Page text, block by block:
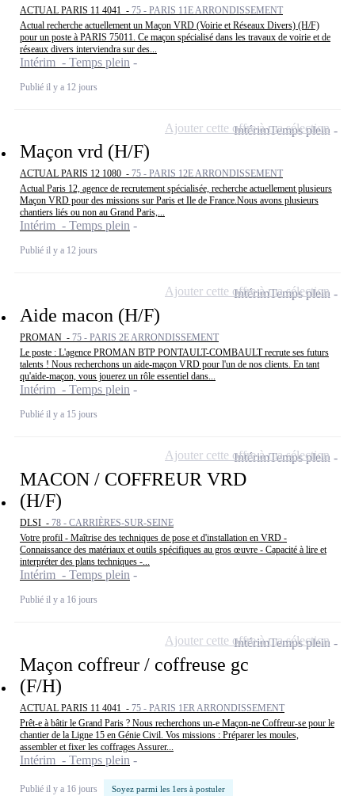
ACTUAL PARIS 11 4041 - 75 - PARIS 11E ARRONDISSEMENT
Actual recherche actuellement un Maçon VRD (Voirie et Réseaux Divers) (H/F)
pour un poste à PARIS 75011. Ce maçon spécialisé dans les travaux de voirie et de
réseaux divers interviendra sur des...
Intérim - Temps plein
Publié il y a 12 jours
Maçon vrd (H/F)
ACTUAL PARIS 12 1080 - 75 - PARIS 12E ARRONDISSEMENT
Actual Paris 12, agence de recrutement spécialisée, recherche actuellement plusieurs
Maçon VRD pour des missions sur Paris et Ile de France.Nous avons plusieurs
chantiers liés ou non au Grand Paris,...
Intérim - Temps plein
Publié il y a 12 jours
IntérimTemps plein
Ajouter cette offre à ma sélection
Aide macon (H/F)
PROMAN - 75 - PARIS 2E ARRONDISSEMENT
Le poste : L'agence PROMAN BTP PONTAULT-COMBAULT recrute ses futurs
talents ! Nous recherchons un aide-maçon VRD pour l'un de nos clients. En tant
qu'aide-maçon, vous jouerez un rôle essentiel dans...
Intérim - Temps plein
Publié il y a 15 jours
IntérimTemps plein
Ajouter cette offre à ma sélection
MACON / COFFREUR VRD
(H/F)
DLSI - 78 - CARRIÈRES-SUR-SEINE
Votre profil - Maîtrise des techniques de pose et d'installation en VRD -
Connaissance des matériaux et outils spécifiques au gros œuvre - Capacité à lire et
interpréter des plans techniques -...
Intérim - Temps plein
Publié il y a 16 jours
IntérimTemps plein
Ajouter cette offre à ma sélection
Maçon coffreur / coffreuse gc
(F/H)
ACTUAL PARIS 11 4041 - 75 - PARIS 1ER ARRONDISSEMENT
Prêt-e à bâtir le Grand Paris ? Nous recherchons un-e Maçon-ne Coffreur-se pour le
chantier de la Ligne 15 en Génie Civil. Vos missions : Préparer les moules,
assembler et fixer les coffrages Assurer...
Intérim - Temps plein
Publié il y a 16 jours Soyez parmi les 1ers à postuler
IntérimTemps plein
Ajouter cette offre à ma sélection